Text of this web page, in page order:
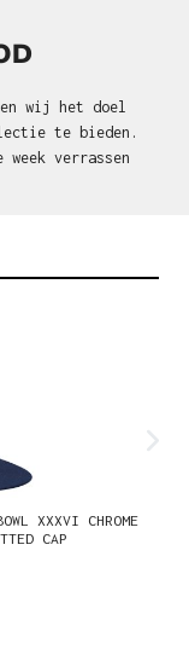
wij het doel
te bieden.
verrassen
XXXVI CHROME
CAP